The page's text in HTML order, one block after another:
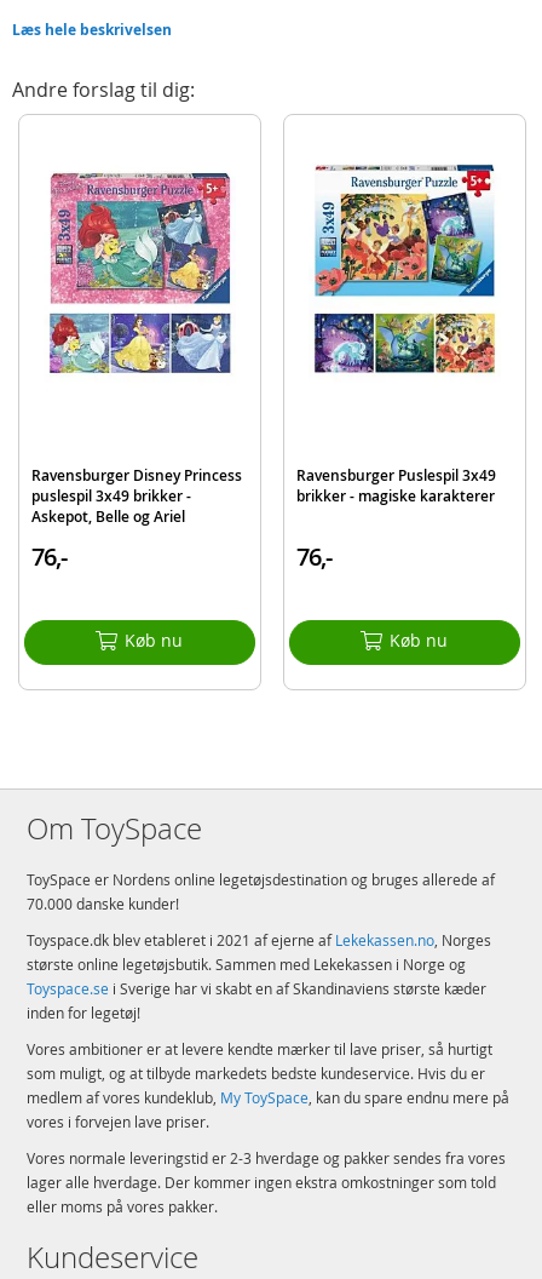
Detaljer:
Mål færdig puslet: 21,5 x 21,5 cm (LxH)
Motiv: Disney Frozen 2
Alder: fra 5 år
Produktdetaljer
Model
4005556050116
Mærke Disney Frozen
Læs hele beskrivelsen
Andre forslag til dig:
Ravensburger Disney Princess
puslespil 3x49 brikker -
Askepot, Belle og Ariel
76,-
Køb nu
Ravensburger Puslespil 3x49
brikker - magiske karakterer
76,-
Køb nu
Om ToySpace
ToySpace er Nordens online legetøjsdestination og bruges allerede af
70.000 danske kunder!
Toyspace.dk blev etableret i 2021 af ejerne afLekekassen.no, Norges
største online legetøjsbutik. Sammen med Lekekassen i Norge og
Toyspace.se i Sverige har vi skabt en af Skandinaviens største kæder
inden for legetøj!
Vores ambitioner er at levere kendte mærker til lave priser, så hurtigt
som muligt, og at tilbyde markedets bedste kundeservice. Hvis du er
medlem af vores kundeklub, My ToySpace, kan du spare endnu mere på
vores i forvejen lave priser.
Vores normale leveringstid er 2-3 hverdage og pakker sendes fra vores
lager alle hverdage. Der kommer ingen ekstra omkostninger som told
eller moms på vores pakker.
Kundeservice